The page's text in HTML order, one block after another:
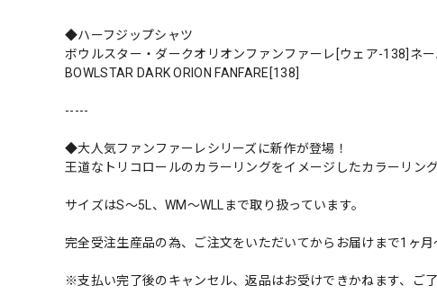
◆ハーフジップシャツ
ボウルスター・ダークオリオンファンファーレ[ウェア-138]ネ
BOWLSTAR DARK ORION FANFARE[138]
-----
◆大人気ファンファーレシリーズに新作が登場！
王道なトリコロールのカラーリングをイメージしたカラーリング
サイズはS〜5L、WM〜WLLまで取り扱っています。
完全受注生産品の為、ご注文をいただいてからお届けまで1ヶ月
※支払い完了後のキャンセル、返品はお受けできかねます、ご了